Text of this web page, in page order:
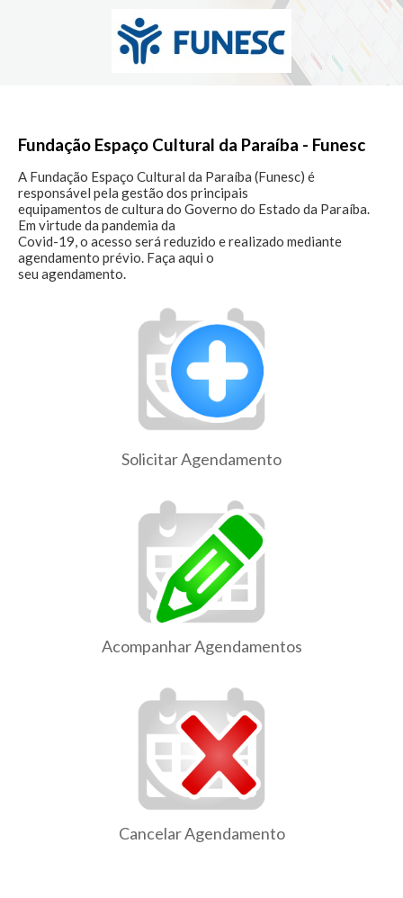
Fundação Espaço Cultural da Paraíba - Funesc
A Fundação Espaço Cultural da Paraíba (Funesc) é
responsável pela gestão dos principais
equipamentos de cultura do Governo do Estado da Paraíba.
Em virtude da pandemia da
Covid-19, o acesso será reduzido e realizado mediante
agendamento prévio. Faça aqui o
seu agendamento.
Solicitar Agendamento
Acompanhar Agendamentos
Cancelar Agendamento